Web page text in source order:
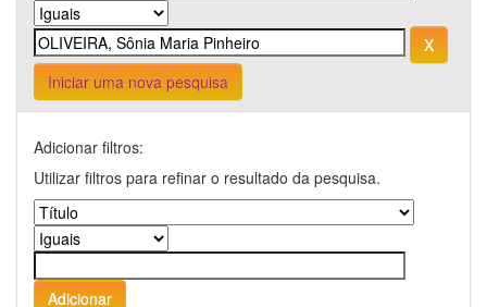
Iniciar uma nova pesquisa
Adicionar filtros:
Utilizar filtros para refinar o resultado da pesquisa.